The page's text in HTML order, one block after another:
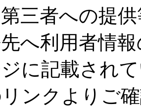
三者への提
へ利用者情
に記載され
ンクよりご